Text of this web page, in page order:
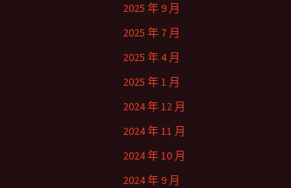
2025 年 9 月
2025 年 7 月
2025 年 4 月
2025 年 1 月
2024 年 12 月
2024 年 11 月
2024 年 10 月
2024 年 9 月